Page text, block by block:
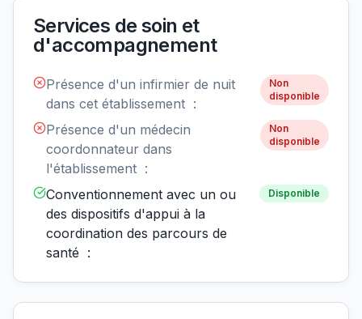
Services de soin et
d'accompagnement
Présence d'un infirmier de nuit
dans cet établissement :
Non
disponible
Présence d'un médecin
coordonnateur dans
l'établissement :
Non
disponible
Conventionnement avec un ou
des dispositifs d'appui à la
coordination des parcours de
santé :
Disponible